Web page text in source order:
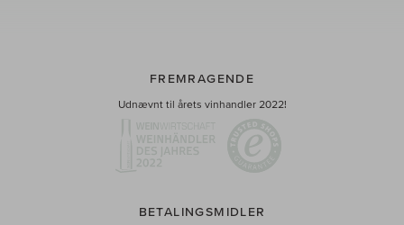
FREMRAGENDE
Udnævnt til årets vinhandler 2022!
BETALINGSMIDLER